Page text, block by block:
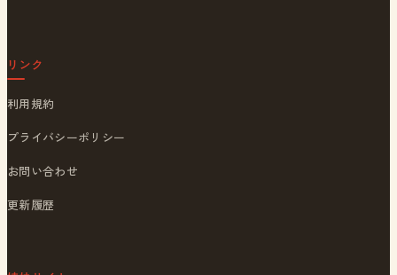
リンク
利用規約
プライバシーポリシー
お問い合わせ
更新履歴